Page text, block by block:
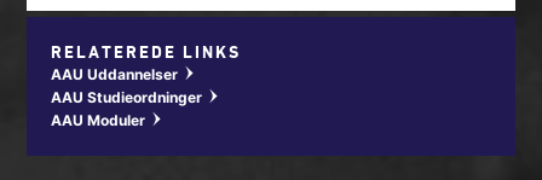
RELATEREDE LINKS
AAU Uddannelser w
AAU Studieordninger w
AAU Moduler w